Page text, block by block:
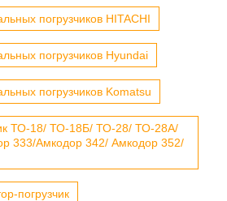
погрузчиков HITACHI
погрузчиков Hyundai
погрузчиков Komatsu
ТО-18/ ТО-18Б/ ТО-28/ ТО-28А/
333/Амкодор 342/ Амкодор 352/
погрузчик